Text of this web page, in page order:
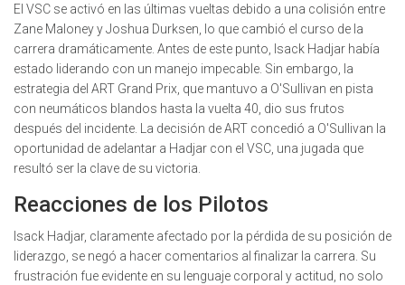
El VSC se activó en las últimas vueltas debido a una colisión entre
Zane Maloney y Joshua Durksen, lo que cambió el curso de la
carrera dramáticamente. Antes de este punto, Isack Hadjar había
estado liderando con un manejo impecable. Sin embargo, la
estrategia del ART Grand Prix, que mantuvo a O'Sullivan en pista
con neumáticos blandos hasta la vuelta 40, dio sus frutos
después del incidente. La decisión de ART concedió a O'Sullivan la
oportunidad de adelantar a Hadjar con el VSC, una jugada que
resultó ser la clave de su victoria.
Reacciones de los Pilotos
Isack Hadjar, claramente afectado por la pérdida de su posición de
liderazgo, se negó a hacer comentarios al finalizar la carrera. Su
frustración fue evidente en su lenguaje corporal y actitud, no solo